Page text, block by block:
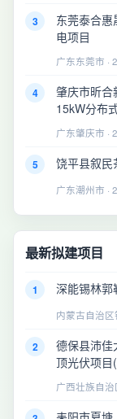
3
东莞泰合
电项目
广东东莞市 ·
4
肇庆市昕合
15kW分布
广东肇庆市 ·
5 饶平县叙民
广东潮州市 ·
最新拟建项目
1 深能锡林郭
内蒙古自治区
2
德保县沛佳
顶光伏项目
广西壮族自治